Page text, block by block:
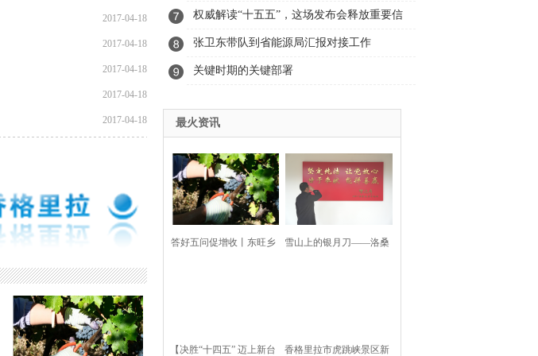
2017-04-18
2017-04-18
2017-04-18
2017-04-18
2017-04-18
权威解读“十五五”，这场发布会释放重要信
息
张卫东带队到省能源局汇报对接工作
关键时期的关键部署
最火资讯
答好五问促增收丨东旺乡 雪山上的银月刀——洛桑
【决胜“十四五” 迈上新台 香格里拉市虎跳峡景区新